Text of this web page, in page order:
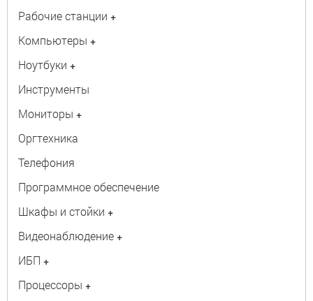
Рабочие станции +
Компьютеры +
Ноутбуки +
Инструменты
Мониторы +
Оргтехника
Телефония
Программное обеспечение
Шкафы и стойки +
Видеонаблюдение +
ИБП +
Процессоры +